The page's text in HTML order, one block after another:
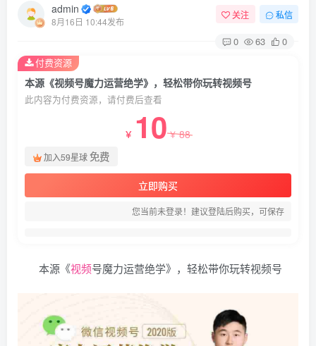
admin
8月16日 10:44发布
关注 私信
0 63 0
本源《视频号魔力运营绝学》，轻松带你玩转视频号
此内容为付费资源，请付费后查看
￥ 10￥88
加入59星球免费
立即购买
您当前未登录！建议登陆后购买，可保存
付费资源
本源《视频号魔力运营绝学》，轻松带你玩转视频号